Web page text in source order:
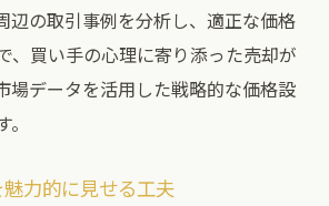
辺の取引事例を分析し、適正な価格
、買い手の心理に寄り添った売却が
場データを活用した戦略的な価格設
力的に見せる工夫